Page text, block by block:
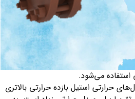
استفاده می‌شود.
حرارتی استیل بازده حرارتی بالاتری